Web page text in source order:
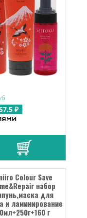
₽
Colour Save
набор
для
и ламинирование
г